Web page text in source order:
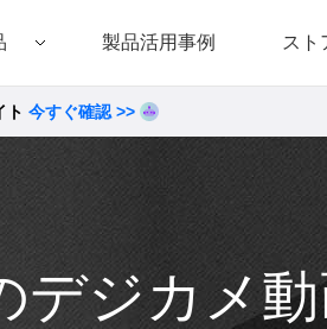
メディア変換!)DVD Memory（DVDメモリー）
• DVD Memory for Windows
• DVD Memory for Mac
製品活用事例 スト
ト 今すぐ確認 >>
デジカメ